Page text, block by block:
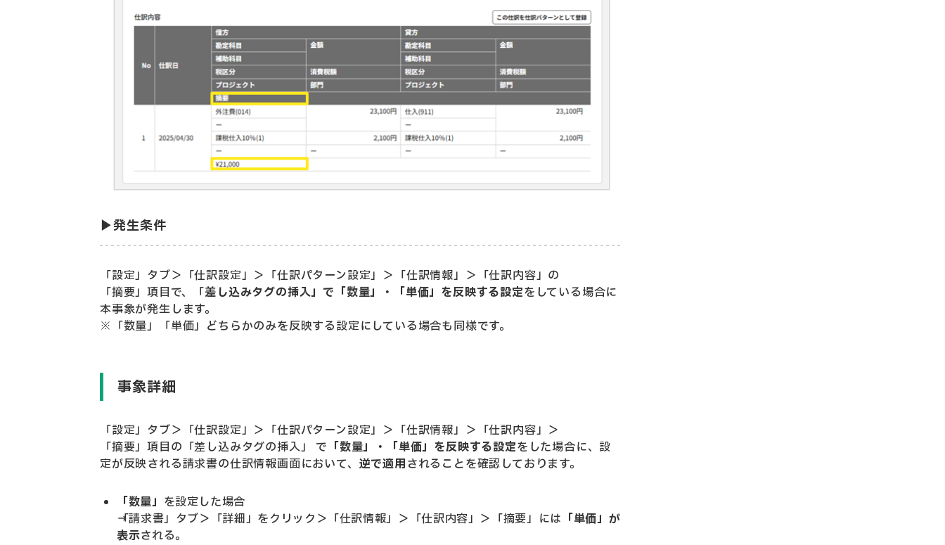
▶発生条件
「設定」タブ＞「仕訳設定」＞「仕訳パターン設定」＞「仕訳情報」＞「仕訳内容」の
「摘要」項目で、「差し込みタグの挿入」で「数量」・「単価」を反映する設定をしている場合に
本事象が発生します。
※「数量」「単価」どちらかのみを反映する設定にしている場合も同様です。
事象詳細
「設定」タブ＞「仕訳設定」＞「仕訳パターン設定」＞「仕訳情報」＞「仕訳内容」＞
「摘要」項目の「差し込みタグの挿入」 で 「数量」・「単価」を反映する設定をした場合に、設
定が反映される請求書の仕訳情報画面において、 逆で適用されることを確認しております。
「数量」 を設定した場合
→「請求書」タブ＞「詳細」をクリック＞「仕訳情報」＞「仕訳内容」＞「摘要」には 「単価」が
表示される。